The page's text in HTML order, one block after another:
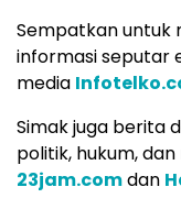
Sempatkan untuk
informasi seputar
media
Simak juga berita
politik, hukum,
23jam.comdan